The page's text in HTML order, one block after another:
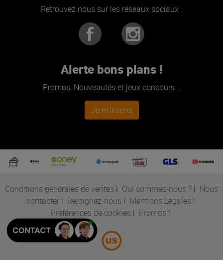
Retrouvez nous sur les réseaux sociaux :
Alerte bons plans !
Promos, Nouveautés et jeux concours...
Je m'inscris
Conditions générales de ventes | Qui sommes-nous ? | Nous
contacter| Rejoignez-nous | Mentions Légales |
Préférences de cookies | Promos |